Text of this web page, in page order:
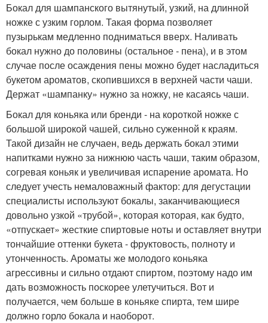
Бокал для шампанского вытянутый, узкий, на длинной
ножке с узким горлом. Такая форма позволяет
пузырькам медленно подниматься вверх. Наливать
бокал нужно до половины (остальное - пена), и в этом
случае после осаждения пены можно будет насладиться
букетом ароматов, скопившихся в верхней части чаши.
Держат «шампанку» нужно за ножку, не касаясь чаши.
Бокал для коньяка или бренди - на короткой ножке с
большой широкой чашей, сильно суженной к краям.
Такой дизайн не случаен, ведь держать бокал этими
напитками нужно за нижнюю часть чаши, таким образом,
согревая коньяк и увеличивая испарение аромата. Но
следует учесть немаловажный фактор: для дегустации
специалисты используют бокалы, заканчивающиеся
довольно узкой «трубой», которая которая, как будто,
«отпускает» жесткие спиртовые ноты и оставляет внутри
тончайшие оттенки букета - фруктовость, полноту и
утонченность. Ароматы же молодого коньяка
агрессивны и сильно отдают спиртом, поэтому надо им
дать возможность поскорее улетучиться. Вот и
получается, чем больше в коньяке спирта, тем шире
должно горло бокала и наоборот.